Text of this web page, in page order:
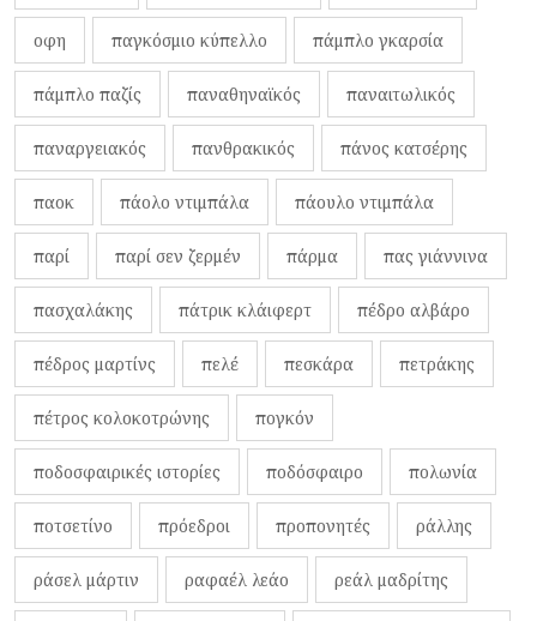
οφη παγκόσμιο κύπελλο πάμπλο γκαρσία
πάμπλο παζίς παναθηναϊκός παναιτωλικός
παναργειακός πανθρακικός πάνος κατσέρης
παοκ πάολο ντιμπάλα πάουλο ντιμπάλα
παρί παρί σεν ζερμέν πάρμα πας γιάννινα
πασχαλάκης πάτρικ κλάιφερτ πέδρο αλβάρο
πέδρος μαρτίνς πελέ πεσκάρα πετράκης
πέτρος κολοκοτρώνης πογκόν
ποδοσφαιρικές ιστορίες ποδόσφαιρο πολωνία
ποτσετίνο πρόεδροι προπονητές ράλλης
ράσελ μάρτιν ραφαέλ λεάο ρεάλ μαδρίτης